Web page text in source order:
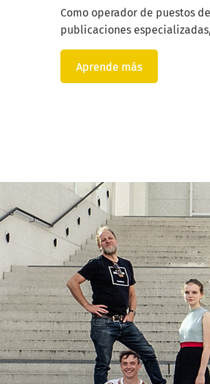
Como operador de puestos
publicaciones
Aprende más